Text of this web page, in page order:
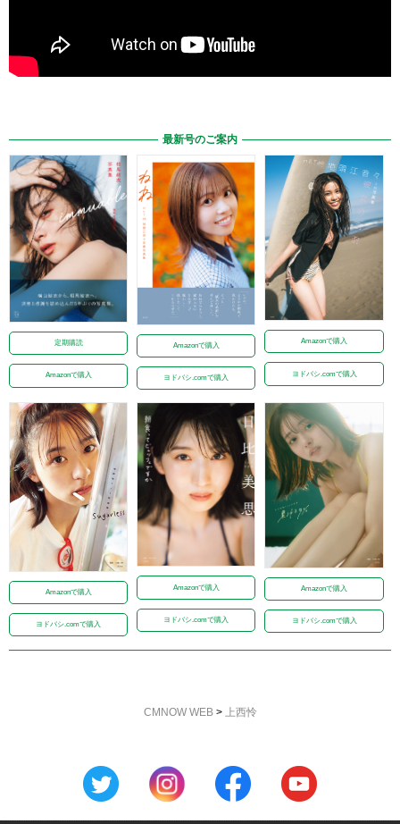
最新号のご案内
定期購読
Amazonで購入
Amazonで購入
ヨドバシ.comで購入
Amazonで購入
ヨドバシ.comで購入
Amazonで購入
ヨドバシ.comで購入
Amazonで購入
ヨドバシ.comで購入
Amazonで購入
ヨドバシ.comで購入
CMNOW WEB> 上西怜